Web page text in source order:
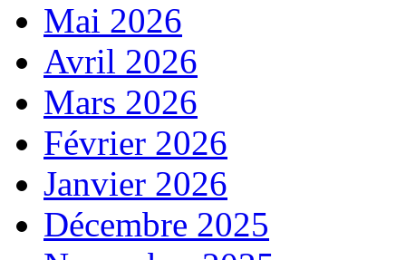
Mai 2026
Avril 2026
Mars 2026
Février 2026
Janvier 2026
Décembre 2025